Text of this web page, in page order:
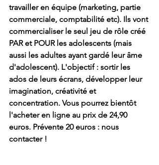
travailler en équipe (marketing, partie
commerciale, comptabilité etc). Ils vont
commercialiser le seul jeu de rôle créé
PAR et POUR les adolescents (mais
aussi les adultes ayant gardé leur âme
d'adolescent). L'objectif : sortir les
ados de leurs écrans, développer leur
imagination, créativité et
concentration. Vous pourrez bientôt
l'acheter en ligne au prix de 24,90
euros. Prévente 20 euros : nous
contacter !